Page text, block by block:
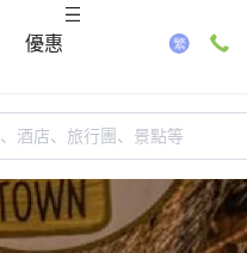
優惠